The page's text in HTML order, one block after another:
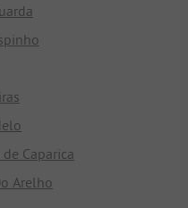
Caparica
Arelho